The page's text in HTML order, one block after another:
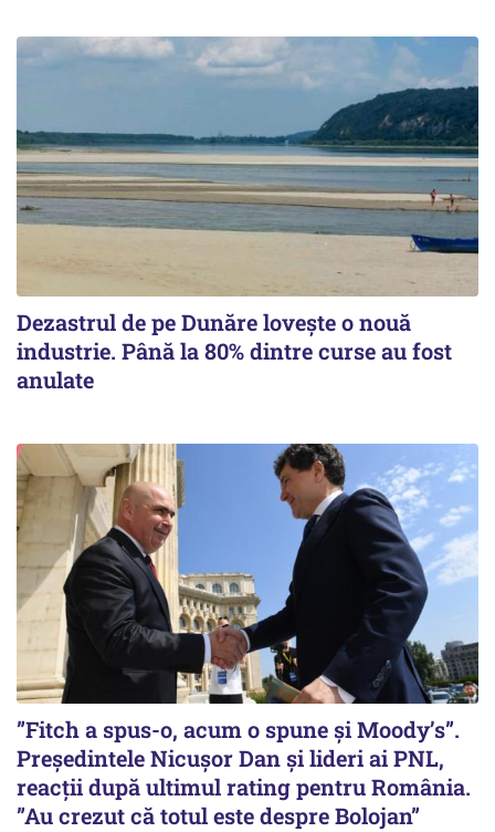
Dezastrul de pe Dunăre lovește o nouă
industrie. Până la 80% dintre curse au fost
anulate
”Fitch a spus-o, acum o spune și Moody’s”.
Președintele Nicușor Dan și lideri ai PNL,
reacții după ultimul rating pentru România.
”Au crezut că totul este despre Bolojan”